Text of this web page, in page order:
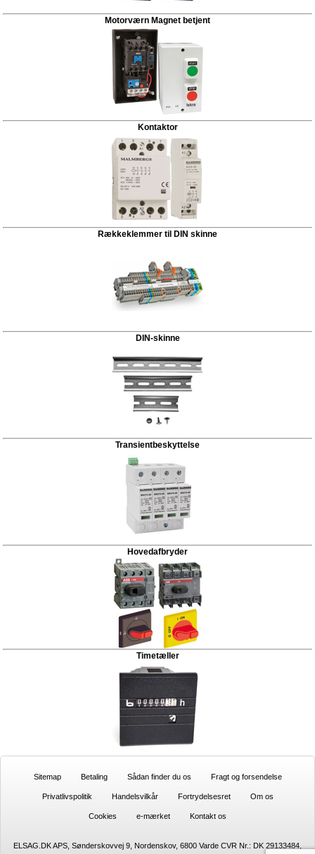
Motorværn Magnet betjent
Kontaktor
Rækkeklemmer til DIN skinne
DIN-skinne
Transientbeskyttelse
Hovedafbryder
Timetæller
Sitemap Betaling Sådan finder du os Fragt og forsendelse
Privatlivspolitik Handelsvilkår Fortrydelsesret Om os
Cookies e-mærket Kontakt os
ELSAG.DK APS, Sønderskovvej 9, Nordenskov, 6800 Varde CVR Nr.: DK 29133484,